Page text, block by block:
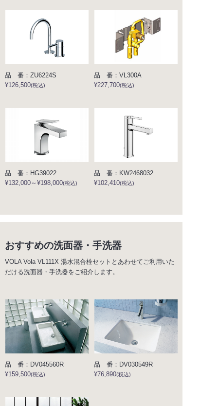
品 番：ZU6224S
¥126,500(税込)
品 番：VL300A
¥227,700(税込)
品 番：HG39022
¥132,000～¥198,000(税込)
品 番：KW2468032
¥102,410(税込)
おすすめの洗面器・手洗器
VOLA Vola VL111X 湯水混合栓セットとあわせてご利用いた
だける洗面器・手洗器をご紹介します。
品 番：DV045560R
¥159,500(税込)
品 番：DV030549R
¥76,890(税込)